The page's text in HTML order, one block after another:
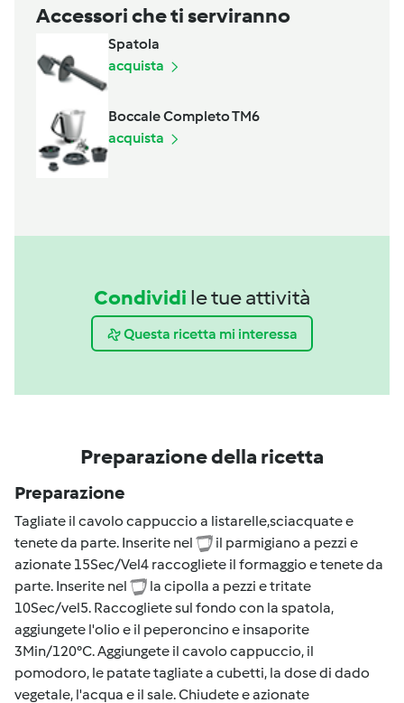
Accessori che ti serviranno
Spatola
acquista
Boccale Completo TM6
acquista
Condividi le tue attività
Questa ricetta mi interessa
Preparazione della ricetta
Preparazione
Tagliate il cavolo cappuccio a listarelle,sciacquate e
tenete da parte. Inserite nel
il parmigiano a pezzi e
azionate 15Sec/Vel4 raccogliete il formaggio e tenete da
parte. Inserite nel
la cipolla a pezzi e tritate
10Sec/vel5. Raccogliete sul fondo con la spatola,
aggiungete l'olio e il peperoncino e insaporite
3Min/120°C. Aggiungete il cavolo cappuccio, il
pomodoro, le patate tagliate a cubetti, la dose di dado
vegetale, l'acqua e il sale. Chiudete e azionate